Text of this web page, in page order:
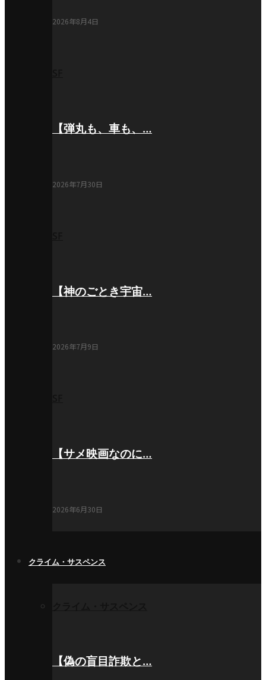
2026年8月4日
【弾丸も、車も、…
2026年7月30日
【神のごとき宇宙…
2026年7月9日
【サメ映画なのに…
2026年6月30日
クライム・サスペンス
【偽の盲目詐欺と…